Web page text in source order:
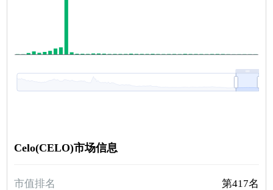
Celo(CELO)市场信息
市值排名 第417名